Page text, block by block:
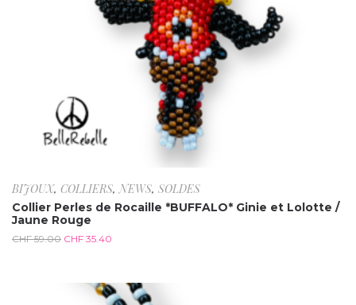
BIJOUX, COLLIERS,NEWS, SOLDES
Collier Perles de Rocaille *BUFFALO* Ginie et Lolotte /
Jaune Rouge
CHF59.00 CHF 35.40